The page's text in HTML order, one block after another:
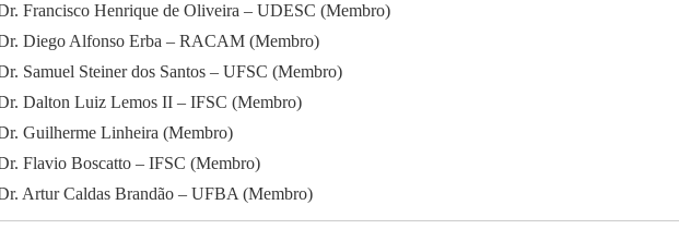
Francisco Henrique de Oliveira – UDESC (Membro)
Diego Alfonso Erba – RACAM (Membro)
Samuel Steiner dos Santos – UFSC (Membro)
Dalton Luiz Lemos II – IFSC (Membro)
Guilherme Linheira (Membro)
Flavio Boscatto – IFSC (Membro)
Artur Caldas Brandão – UFBA (Membro)